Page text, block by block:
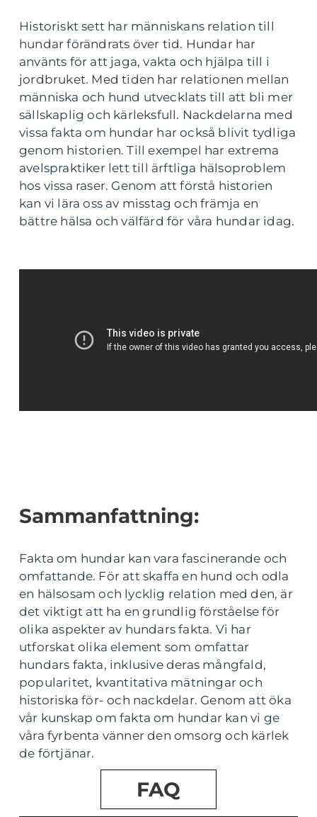
Historiskt sett har människans relation till
hundar förändrats över tid. Hundar har
använts för att jaga, vakta och hjälpa till i
jordbruket. Med tiden har relationen mellan
människa och hund utvecklats till att bli mer
sällskaplig och kärleksfull. Nackdelarna med
vissa fakta om hundar har också blivit tydliga
genom historien. Till exempel har extrema
avelspraktiker lett till ärftliga hälsoproblem
hos vissa raser. Genom att förstå historien
kan vi lära oss av misstag och främja en
bättre hälsa och välfärd för våra hundar idag.
Sammanfattning:
Fakta om hundar kan vara fascinerande och
omfattande. För att skaffa en hund och odla
en hälsosam och lycklig relation med den, är
det viktigt att ha en grundlig förståelse för
olika aspekter av hundars fakta. Vi har
utforskat olika element som omfattar
hundars fakta, inklusive deras mångfald,
popularitet, kvantitativa mätningar och
historiska för- och nackdelar. Genom att öka
vår kunskap om fakta om hundar kan vi ge
våra fyrbenta vänner den omsorg och kärlek
de förtjänar.
FAQ